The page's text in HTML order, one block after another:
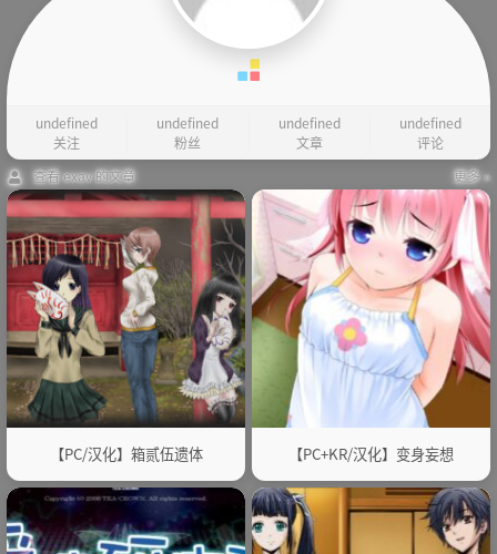
undefined
关注
undefined
粉丝
undefined
文章
undefined
评论
查看 exav 的文章
更多 »
【PC/汉化】箱贰伍遗体 【PC+KR/汉化】变身妄想